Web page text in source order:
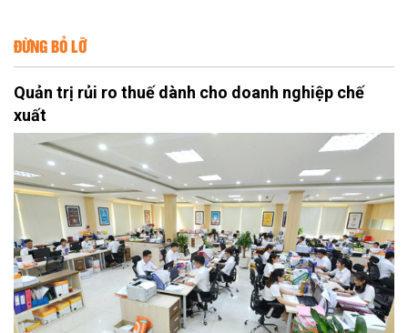
ĐỪNG BỎ LỠ
Quản trị rủi ro thuế dành cho doanh nghiệp chế
xuất